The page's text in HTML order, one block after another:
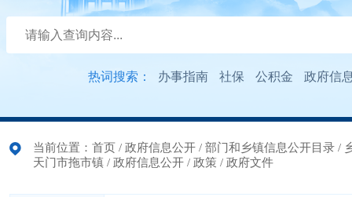
热词搜索： 办事指南 社保 公积金 政府信
当前位置： 首页 / 政府信息公开 / 部门和乡镇信息公开目录 /
天门市拖市镇 / 政府信息公开 / 政策 / 政府文件